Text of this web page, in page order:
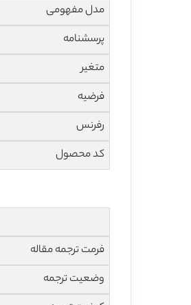
مدل مفهومی
پرسشنامه
متغیر
فرضیه
رفرنس
کد محصول
فرمت ترجمه مقاله
وضعیت ترجمه